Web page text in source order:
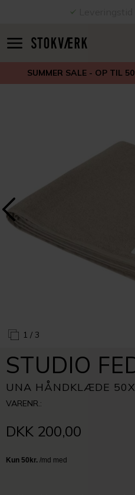
SUMMER SALE - OP TIL
1 / 3
STUDIO
UNA HÅNDKLÆDE
VARENR.:
DKK 200,00